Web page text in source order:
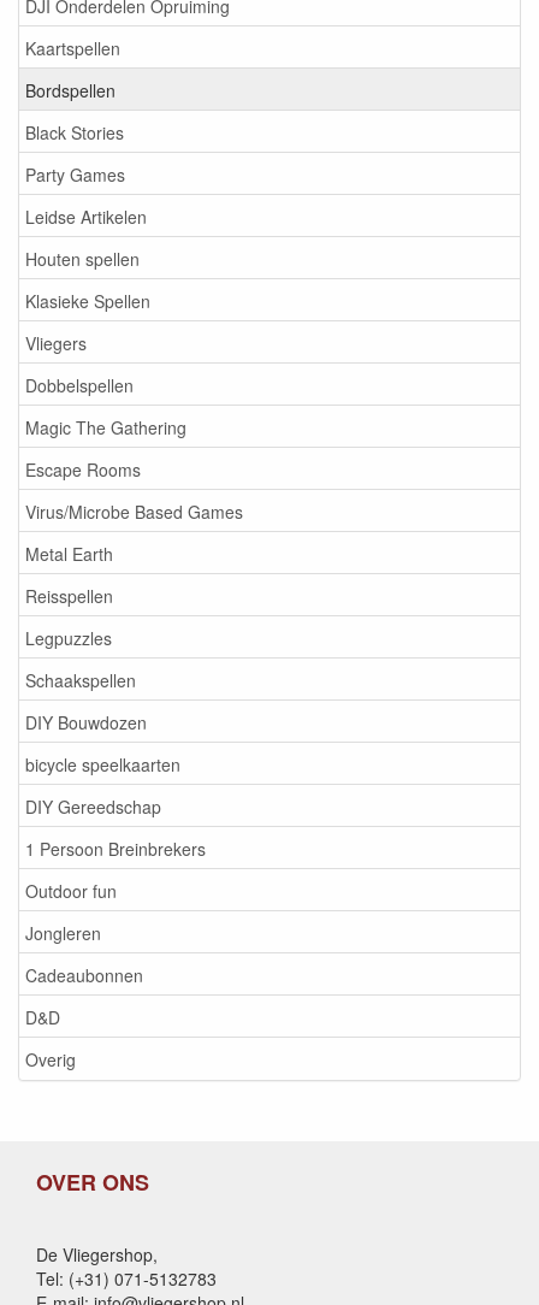
DJI Onderdelen Opruiming
Kaartspellen
Bordspellen
Black Stories
Party Games
Leidse Artikelen
Houten spellen
Klasieke Spellen
Vliegers
Dobbelspellen
Magic The Gathering
Escape Rooms
Virus/Microbe Based Games
Metal Earth
Reisspellen
Legpuzzles
Schaakspellen
DIY Bouwdozen
bicycle speelkaarten
DIY Gereedschap
1 Persoon Breinbrekers
Outdoor fun
Jongleren
Cadeaubonnen
D&D
Overig
OVER ONS
De Vliegershop,
Tel: (+31) 071-5132783